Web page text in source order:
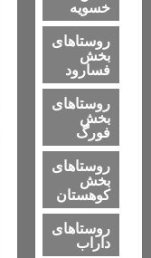
خسویه
روستاهای
بخش
فسارود
روستاهای
بخش
فورگ
روستاهای
بخش
کوهستان
روستاهای
داراب